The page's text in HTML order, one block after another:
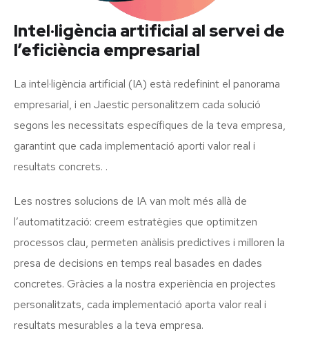
Intel·ligència artificial al servei de
l’eficiència empresarial
La intel·ligència artificial (IA) està redefinint el panorama
empresarial, i en Jaestic personalitzem cada solució
segons les necessitats específiques de la teva empresa,
garantint que cada implementació aporti valor real i
resultats concrets. .
Les nostres solucions de IA van molt més allà de
l’automatització: creem estratègies que optimitzen
processos clau, permeten anàlisis predictives i milloren la
presa de decisions en temps real basades en dades
concretes. Gràcies a la nostra experiència en projectes
personalitzats, cada implementació aporta valor real i
resultats mesurables a la teva empresa.